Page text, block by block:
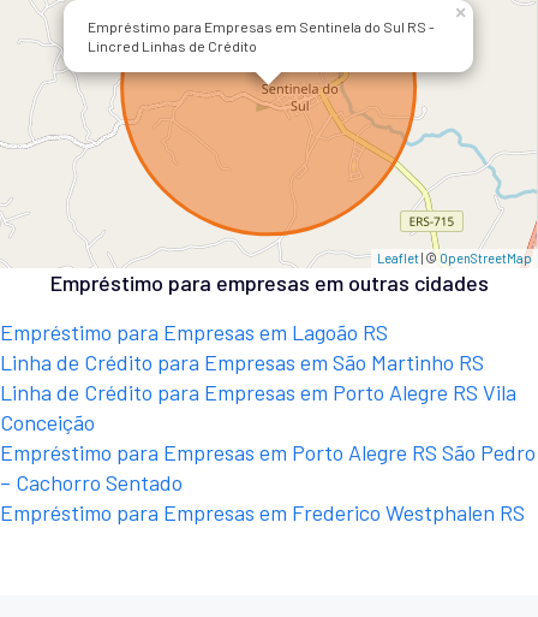
Empréstimo para Empresas em Sentinela do Sul RS -
Lincred Linhas de Crédito
×
Leaflet| © OpenStreetMap
Empréstimo para empresas em outras cidades
Empréstimo para Empresas em Lagoão RS
Linha de Crédito para Empresas em São Martinho RS
Linha de Crédito para Empresas em Porto Alegre RS Vila
Conceição
Empréstimo para Empresas em Porto Alegre RS São Pedro
– Cachorro Sentado
Empréstimo para Empresas em Frederico Westphalen RS